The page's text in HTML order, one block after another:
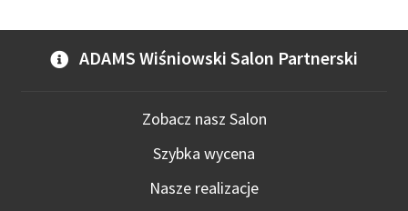
ADAMS Wiśniowski Salon Partnerski
Zobacz nasz Salon
Szybka wycena
Nasze realizacje